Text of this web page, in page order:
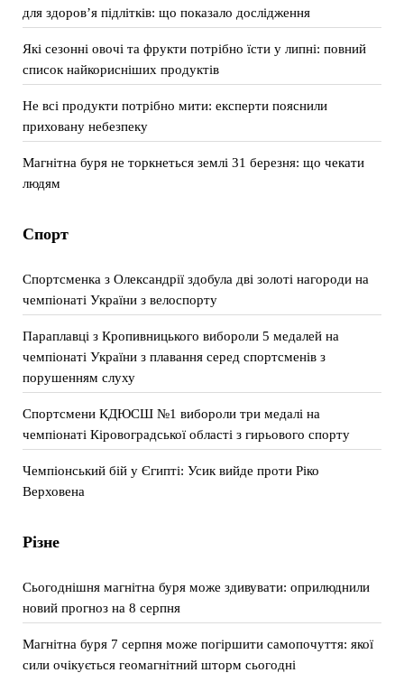
для здоров’я підлітків: що показало дослідження
Які сезонні овочі та фрукти потрібно їсти у липні: повний
список найкорисніших продуктів
Не всі продукти потрібно мити: експерти пояснили
приховану небезпеку
Магнітна буря не торкнеться землі 31 березня: що чекати
людям
Спорт
Спортсменка з Олександрії здобула дві золоті нагороди на
чемпіонаті України з велоспорту
Параплавці з Кропивницького вибороли 5 медалей на
чемпіонаті України з плавання серед спортсменів з
порушенням слуху
Спортсмени КДЮСШ №1 вибороли три медалі на
чемпіонаті Кіровоградської області з гирьового спорту
Чемпіонський бій у Єгипті: Усик вийде проти Ріко
Верховена
Різне
Сьогоднішня магнітна буря може здивувати: оприлюднили
новий прогноз на 8 серпня
Магнітна буря 7 серпня може погіршити самопочуття: якої
сили очікується геомагнітний шторм сьогодні